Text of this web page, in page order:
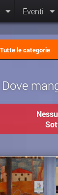
Eventi
Tutte le categorie
Dove